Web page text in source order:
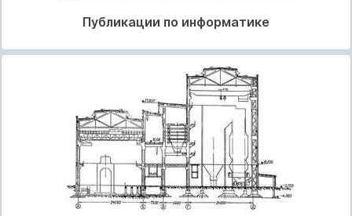
Публикации по информатике